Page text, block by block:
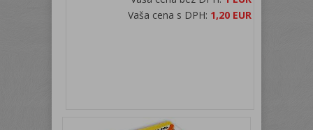
Vaša cena s DPH: 1,20 EUR